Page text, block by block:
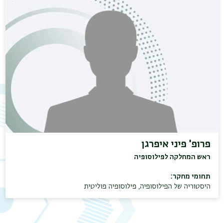
פרופ' פיני איפרגן
ראש המחלקה לפילוסופיה
תחומי מחקר:
היסטוריה של הפילוסופיה פילוסופיה פוליטית